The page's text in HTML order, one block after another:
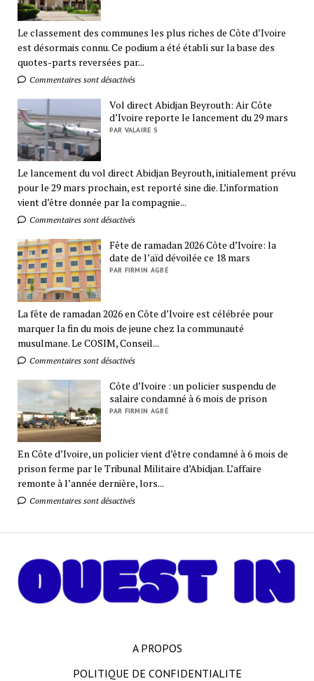
Le classement des communes les plus riches de Côte d’Ivoire
est désormais connu. Ce podium a été établi sur la base des
quotes-parts reversées par...
Commentaires sont désactivés
Vol direct Abidjan Beyrouth: Air Côte
d’Ivoire reporte le lancement du 29 mars
PAR VALAIRE S
Le lancement du vol direct Abidjan Beyrouth, initialement prévu
pour le 29 mars prochain, est reporté sine die. L’information
vient d’être donnée par la compagnie...
Commentaires sont désactivés
Fête de ramadan 2026 Côte d’Ivoire: la
date de l’aïd dévoilée ce 18 mars
PAR FIRMIN AGBÉ
La fête de ramadan 2026 en Côte d’Ivoire est célébrée pour
marquer la fin du mois de jeune chez la communauté
musulmane. Le COSIM, Conseil...
Commentaires sont désactivés
Côte d’Ivoire : un policier suspendu de
salaire condamné à 6 mois de prison
PAR FIRMIN AGBÉ
En Côte d’Ivoire, un policier vient d’être condamné à 6 mois de
prison ferme par le Tribunal Militaire d’Abidjan. L’affaire
remonte à l’année dernière, lors...
Commentaires sont désactivés
A PROPOS
POLITIQUE DE CONFIDENTIALITE